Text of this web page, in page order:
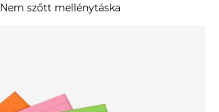
Nem szőtt mellénytáska